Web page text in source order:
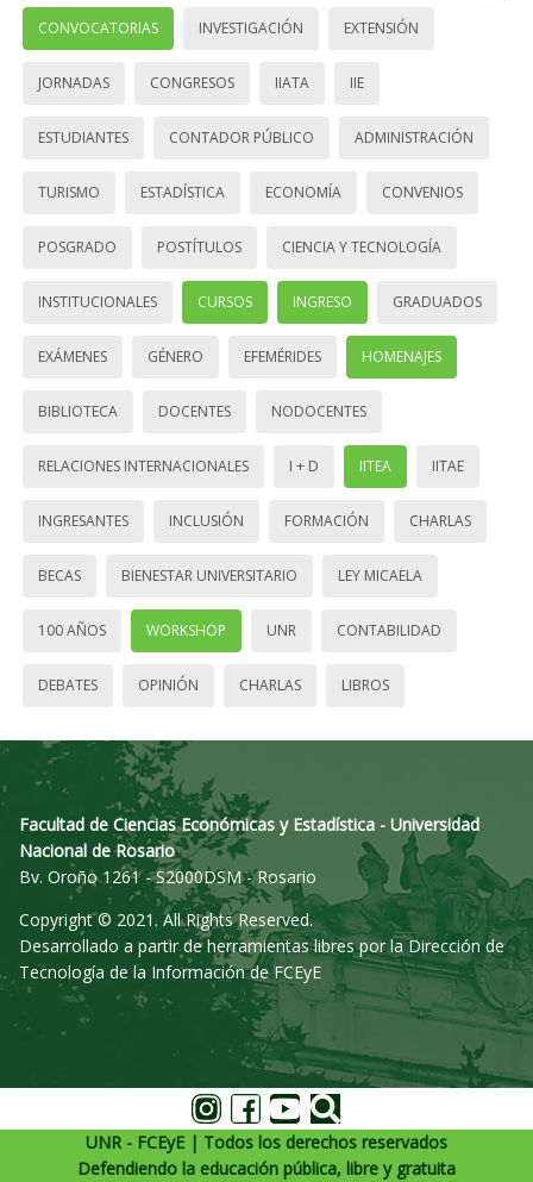
CONVOCATORIAS INVESTIGACIÓN EXTENSIÓN
JORNADAS CONGRESOS IIATA IIE
ESTUDIANTES CONTADOR PÚBLICO ADMINISTRACIÓN
TURISMO ESTADÍSTICA ECONOMÍA CONVENIOS
POSGRADO POSTÍTULOS CIENCIA Y TECNOLOGÍA
INSTITUCIONALES CURSOS INGRESO GRADUADOS
EXÁMENES GÉNERO EFEMÉRIDES HOMENAJES
BIBLIOTECA DOCENTES NODOCENTES
RELACIONES INTERNACIONALES I + D IITEA IITAE
INGRESANTES INCLUSIÓN FORMACIÓN CHARLAS
BECAS BIENESTAR UNIVERSITARIO LEY MICAELA
100 AÑOS WORKSHOP UNR CONTABILIDAD
DEBATES OPINIÓN CHARLAS LIBROS
Facultad de Ciencias Económicas y Estadística - Universidad
Nacional de Rosario
Bv. Oroño 1261 - S2000DSM - Rosario
Copyright © 2021. All Rights Reserved.
Desarrollado a partir de herramientas libres por la Dirección de
Tecnología de la Información de FCEyE
UNR - FCEyE | Todos los derechos reservados
Defendiendo la educación pública, libre y gratuita